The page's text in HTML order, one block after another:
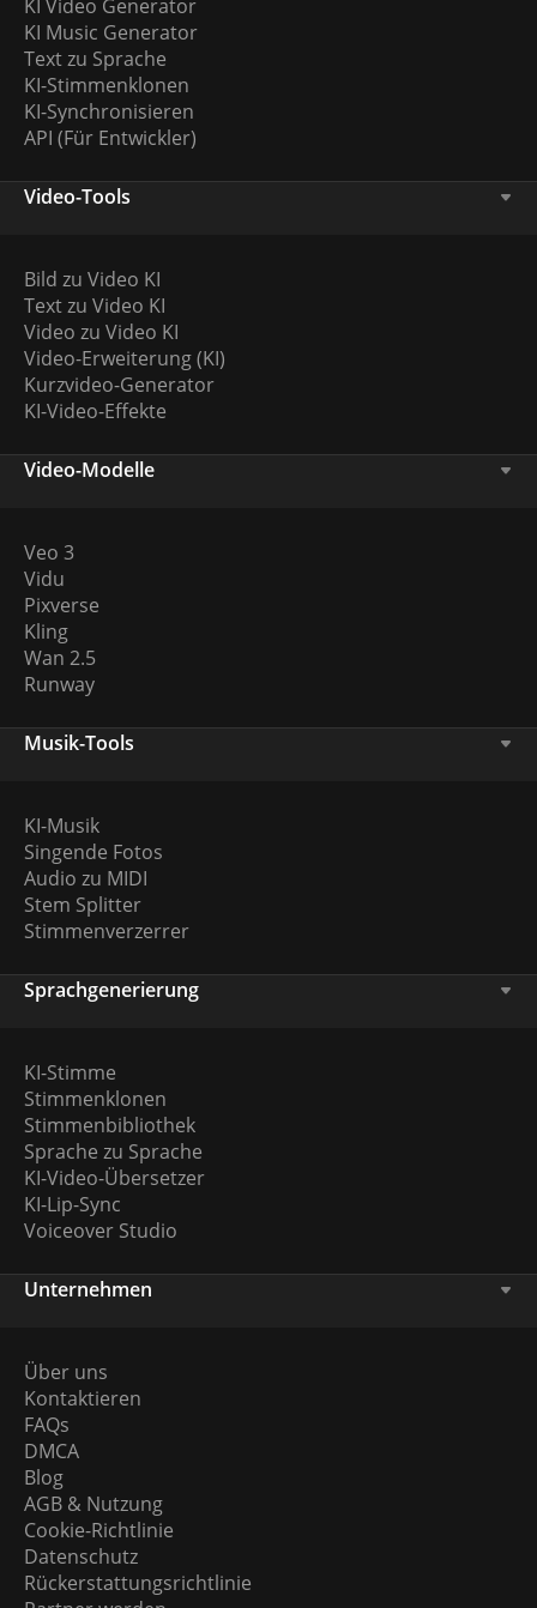
KI Video Generator
KI Music Generator
Text zu Sprache
KI-Stimmenklonen
KI-Synchronisieren
API (Für Entwickler)
Video-Tools
Bild zu Video KI
Text zu Video KI
Video zu Video KI
Video-Erweiterung (KI)
Kurzvideo-Generator
KI-Video-Effekte
Video-Modelle
Veo 3
Vidu
Pixverse
Kling
Wan 2.5
Runway
Musik-Tools
KI-Musik
Singende Fotos
Audio zu MIDI
Stem Splitter
Stimmenverzerrer
Sprachgenerierung
KI-Stimme
Stimmenklonen
Stimmenbibliothek
Sprache zu Sprache
KI-Video-Übersetzer
KI-Lip-Sync
Voiceover Studio
Unternehmen
Über uns
Kontaktieren
FAQs
DMCA
Blog
AGB & Nutzung
Cookie-Richtlinie
Datenschutz
Rückerstattungsrichtlinie